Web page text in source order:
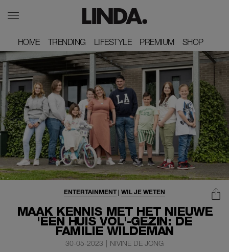
HOME
HOME TRENDING
TRENDING LIFESTYLE
LIFESTYLE PREMIUM
PREMIUM SHOP
SHOP
MAAK KENNIS MET HET NIEUWE
'EEN HUIS VOL'-GEZIN: DE
FAMILIE WILDEMAN
ENTERTAINMENT | WIL JE WETEN
30-05-2023 | NIVINE DE JONG